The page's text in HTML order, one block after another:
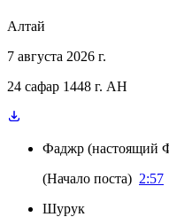
Алтай
7 августа 2026 г.
24 сафар 1448 г. AH
Фаджр (настоящий
(Начало поста) 2:57
Шурук